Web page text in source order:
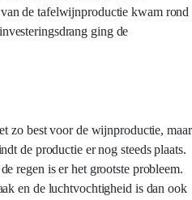
de tafelwijnproductie kwam rond
ging de
zo best voor de wijnproductie, maar
de productie er nog steeds plaats.
regen is er het grootste probleem.
en de luchtvochtigheid is dan ook